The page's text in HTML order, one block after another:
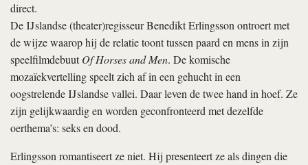
direct.
De IJslandse (theater)regisseur Benedikt Erlingsson ontroert met
de wijze waarop hij de relatie toont tussen paard en mens in zijn
speelfilmdebuutOf Horses and Men. De komische
mozaïekvertelling speelt zich af in een gehucht in een
oogstrelende IJslandse vallei. Daar leven de twee hand in hoef. Ze
zijn gelijkwaardig en worden geconfronteerd met dezelfde
oerthema’s: seks en dood.
Erlingsson romantiseert ze niet. Hij presenteert ze als dingen die